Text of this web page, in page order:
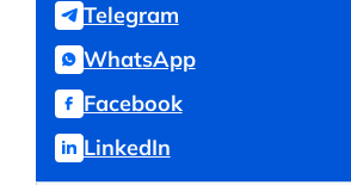
Telegram
WhatsApp
Facebook
LinkedIn